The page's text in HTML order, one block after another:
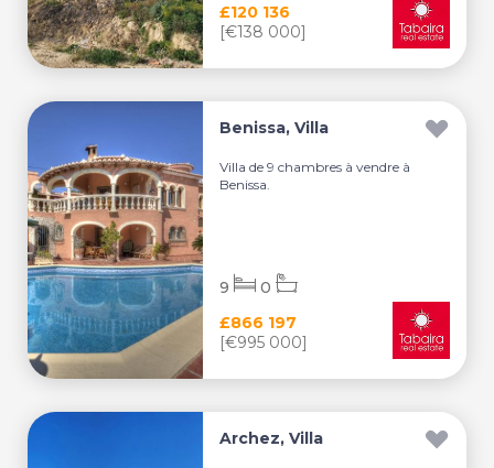
£120 136
[€138 000]
Benissa, Villa
Villa de 9 chambres à vendre à
Benissa.
£866 197
[€995 000]
9 0
Archez, Villa